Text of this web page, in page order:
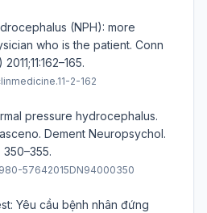
(NPH): more
who is the patient. Conn
2-162
pressure hydrocephalus.
Dement Neuropsychol.
57642015DN94000350
Yêu cầu bệnh nhân đứng